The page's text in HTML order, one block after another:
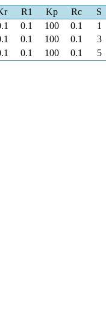
R1 Kp Rc
S
0.1 100 0.1
1
0.1 100 0.1
3
0.1 100 0.1 5